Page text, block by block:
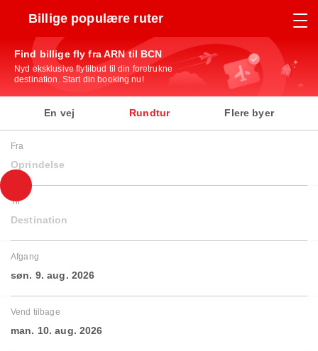
Billige populære ruter
Find billige fly fra ARN til BCN
Nyd eksklusive flytilbud til din foretrukne
destination. Start din booking nu!
En vej Rundtur Flere byer
Fra
Oprindelse
Til
Destination
Afgang
søn. 9. aug. 2026
Vend tilbage
man. 10. aug. 2026